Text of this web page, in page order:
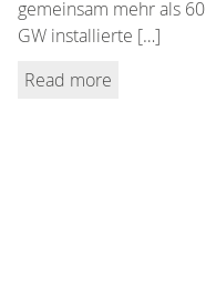
gemeinsam mehr als 60
GW installierte […]
Read more